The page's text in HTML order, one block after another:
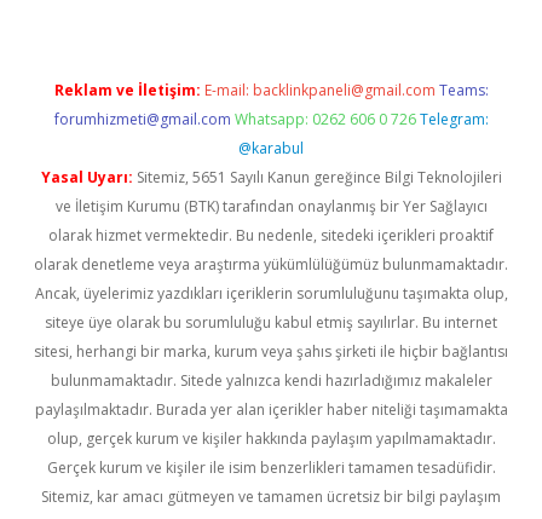
Reklam ve İletişim: E-mail: backlinkpaneli@gmail.com Teams:
forumhizmeti@gmail.com Whatsapp: 0262 606 0 726 Telegram:
@karabul
Yasal Uyarı: Sitemiz, 5651 Sayılı Kanun gereğince Bilgi Teknolojileri
ve İletişim Kurumu (BTK) tarafından onaylanmış bir Yer Sağlayıcı
olarak hizmet vermektedir. Bu nedenle, sitedeki içerikleri proaktif
olarak denetleme veya araştırma yükümlülüğümüz bulunmamaktadır.
Ancak, üyelerimiz yazdıkları içeriklerin sorumluluğunu taşımakta olup,
siteye üye olarak bu sorumluluğu kabul etmiş sayılırlar. Bu internet
sitesi, herhangi bir marka, kurum veya şahıs şirketi ile hiçbir bağlantısı
bulunmamaktadır. Sitede yalnızca kendi hazırladığımız makaleler
paylaşılmaktadır. Burada yer alan içerikler haber niteliği taşımamakta
olup, gerçek kurum ve kişiler hakkında paylaşım yapılmamaktadır.
Gerçek kurum ve kişiler ile isim benzerlikleri tamamen tesadüfidir.
Sitemiz, kar amacı gütmeyen ve tamamen ücretsiz bir bilgi paylaşım